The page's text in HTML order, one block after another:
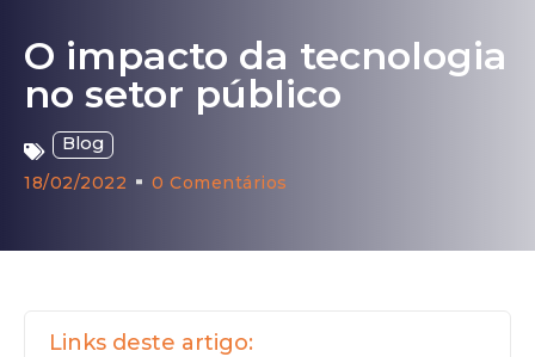
O impacto da tecnologia
no setor público
Blog
18/02/2022
0 Comentários
Links deste artigo: